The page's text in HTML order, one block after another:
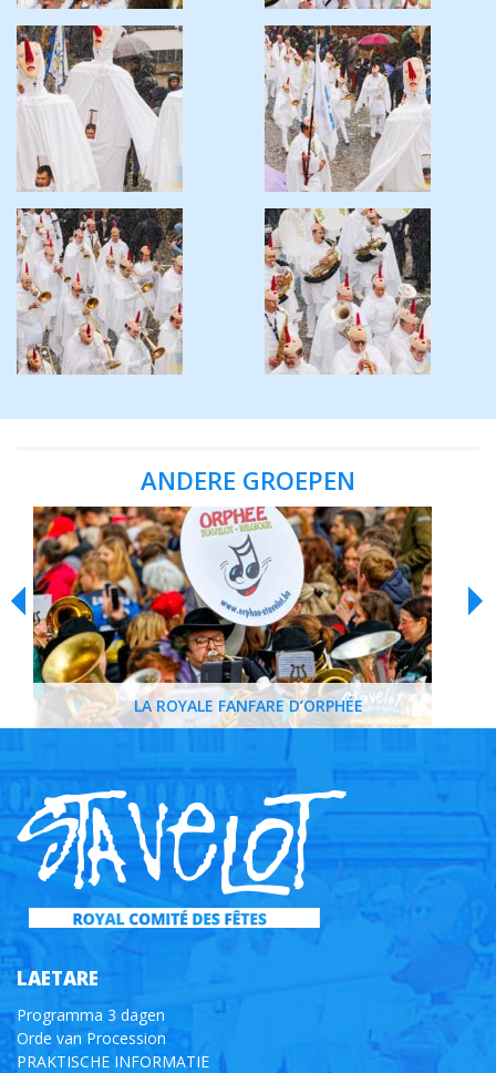
ANDERE GROEPEN
LA ROYALE FANFARE D’ORPHÉE
LAETARE
Programma 3 dagen
Orde van Procession
PRAKTISCHE INFORMATIE